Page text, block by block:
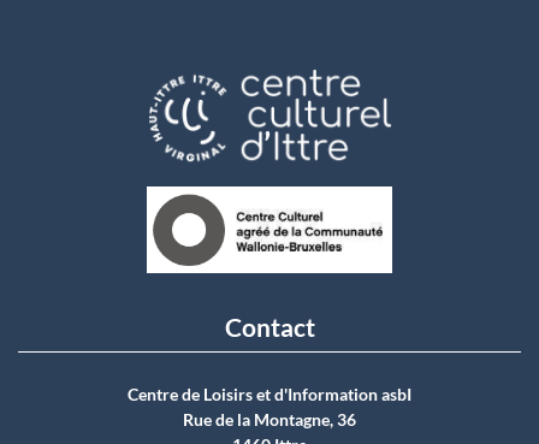
Contact
Centre de Loisirs et d'Information asbI
Rue de la Montagne, 36